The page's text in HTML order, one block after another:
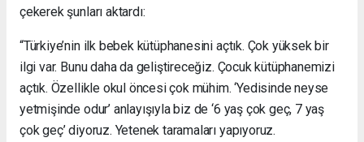
çekerek şunları aktardı:
“Türkiye’nin ilk bebek kütüphanesini açtık. Çok yüksek bir
ilgi var. Bunu daha da geliştireceğiz. Çocuk kütüphanemizi
açtık. Özellikle okul öncesi çok mühim. ‘Yedisinde neyse
yetmişinde odur’ anlayışıyla biz de ‘6 yaş çok geç, 7 yaş
çok geç’ diyoruz. Yetenek taramaları yapıyoruz.